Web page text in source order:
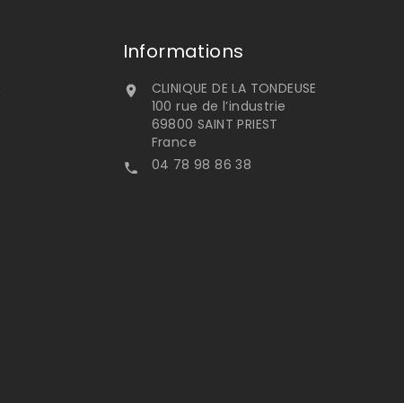
Informations

CLINIQUE DE LA TONDEUSE
100 rue de l’industrie
69800 SAINT PRIEST
France
 04 78 98 86 38